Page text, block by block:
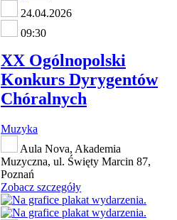
24.04.2026
09:30
XX Ogólnopolski
Konkurs Dyrygentów
Chóralnych
Muzyka
Aula Nova, Akademia
Muzyczna, ul. Święty Marcin 87,
Poznań
Zobacz szczegóły